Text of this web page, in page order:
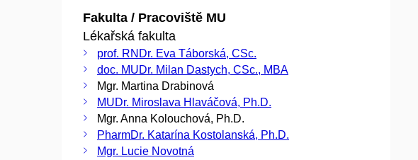
Fakulta / Pracoviště MU
Lékařská fakulta
prof. RNDr. Eva Táborská, CSc.
doc. MUDr. Milan Dastych, CSc., MBA
Mgr. Martina Drabinová
MUDr. Miroslava Hlaváčová, Ph.D.
Mgr. Anna Kolouchová, Ph.D.
PharmDr. Katarína Kostolanská, Ph.D.
Mgr. Lucie Novotná